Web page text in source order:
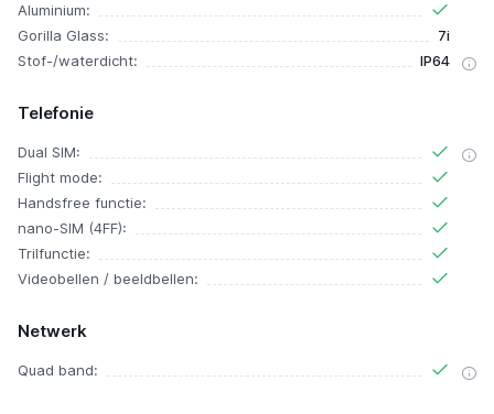
Aluminium:
Gorilla Glass:
7i
Stof-/waterdicht:
IP64
Telefonie
Dual SIM:
Flight mode:
Handsfree functie:
nano-SIM (4FF):
Trilfunctie:
Videobellen / beeldbellen:
Netwerk
Quad band: